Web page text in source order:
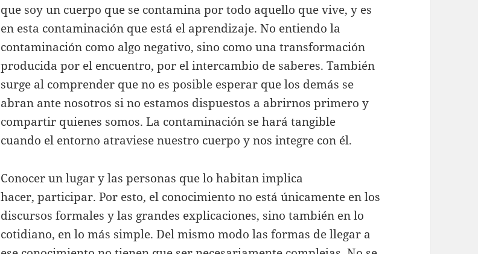
que soy un cuerpo que se contamina por todo aquello que vive, y es
en esta contaminación que está el aprendizaje. No entiendo la
contaminación como algo negativo, sino como una transformación
producida por el encuentro, por el intercambio de saberes. También
surge al comprender que no es posible esperar que los demás se
abran ante nosotros si no estamos dispuestos a abrirnos primero y
compartir quienes somos. La contaminación se hará tangible
cuando el entorno atraviese nuestro cuerpo y nos integre con él.
Conocer un lugar y las personas que lo habitan implica
hacer, participar. Por esto, el conocimiento no está únicamente en los
discursos formales y las grandes explicaciones, sino también en lo
cotidiano, en lo más simple. Del mismo modo las formas de llegar a